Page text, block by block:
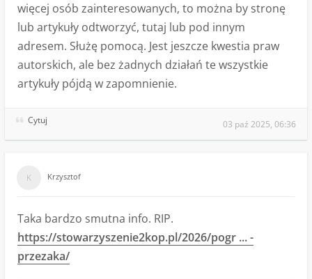
więcej osób zainteresowanych, to można by stronę
lub artykuły odtworzyć, tutaj lub pod innym
adresem. Służę pomocą. Jest jeszcze kwestia praw
autorskich, ale bez żadnych działań te wszystkie
artykuły pójdą w zapomnienie.
Cytuj 03 paź 2025, 06:36
Krzysztof
Taka bardzo smutna info. RIP.
https://stowarzyszenie2kop.pl/2026/pogr ... -
przezaka/